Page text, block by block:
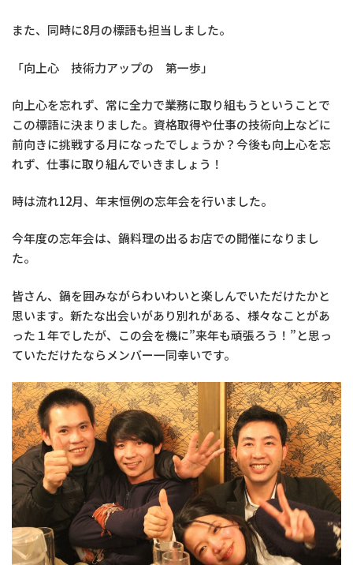
また、同時に8月の標語も担当しました。
「向上心 技術力アップの 第一歩」
向上心を忘れず、常に全力で業務に取り組もうということで
この標語に決まりました。資格取得や仕事の技術向上などに
前向きに挑戦する月になったでしょうか？今後も向上心を忘
れず、仕事に取り組んでいきましょう！
時は流れ12月、年末恒例の忘年会を行いました。
今年度の忘年会は、鍋料理の出るお店での開催になりまし
た。
皆さん、鍋を囲みながらわいわいと楽しんでいただけたかと
思います。新たな出会いがあり別れがある、様々なことがあ
った１年でしたが、この会を機に”来年も頑張ろう！”と思っ
ていただけたならメンバー一同幸いです。